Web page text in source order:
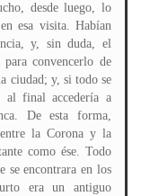
desde luego, lo
esa visita. Habían
y, sin duda, el
convencerlo de
ciudad; y, si todo se
al final accedería a
De esta forma,
entre la Corona y la
como ése. Todo
se encontrara en los
era un antiguo